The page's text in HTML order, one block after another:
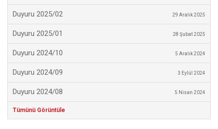
Duyuru 2025/02 29 Aralık 2025
Duyuru 2025/01 28 Şubat 2025
Duyuru 2024/10 5 Aralık 2024
Duyuru 2024/09 3 Eylül 2024
Duyuru 2024/08 5 Nisan 2024
Tümünü Görüntüle